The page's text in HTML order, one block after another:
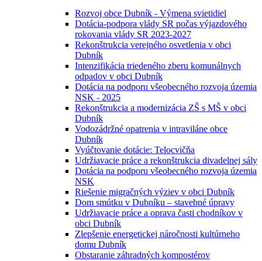
Rozvoj obce Dubník - Výmena svietidiel
Dotácia-podpora vlády SR počas výjazdového
rokovania vlády SR 2023-2027
Rekonštrukcia verejného osvetlenia v obci
Dubník
Intenzifikácia triedeného zberu komunálnych
odpadov v obci Dubník
Dotácia na podporu všeobecného rozvoja územia
NSK - 2025
Rekonštrukcia a modernizácia ZŠ s MŠ v obci
Dubník
Vodozádržné opatrenia v intraviláne obce
Dubník
Vyúčtovanie dotácie: Telocvičňa
Udržiavacie práce a rekonštrukcia divadelnej sály
Dotácia na podporu všeobecného rozvoja územia
NSK
Riešenie migračných výziev v obci Dubník
Dom smútku v Dubníku – stavebné úpravy
Udržiavacie práce a oprava časti chodníkov v
obci Dubník
Zlepšenie energetickej náročnosti kultúrneho
domu Dubník
Obstaranie záhradných kompostérov